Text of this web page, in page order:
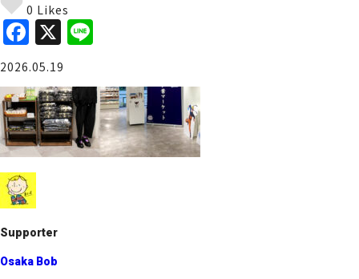
0 Likes
F
a
c
e
b
o
o
k
X
e
2026.05.19
Supporter
Osaka Bob